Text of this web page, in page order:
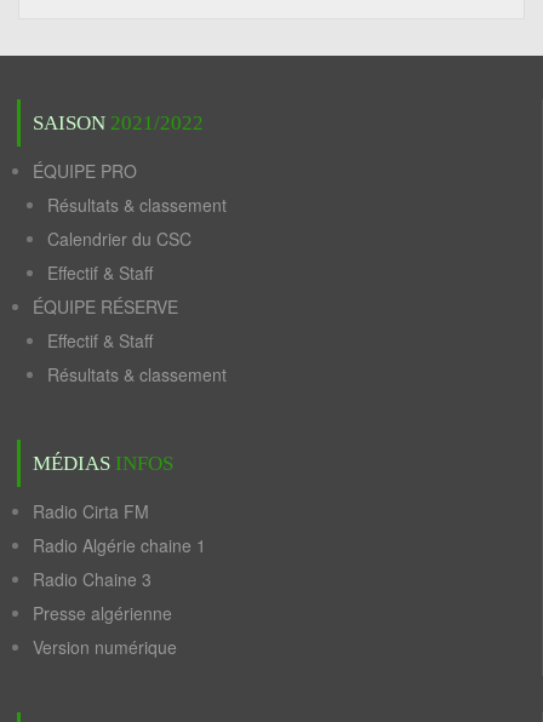
SAISON 2021/2022
ÉQUIPE PRO
Résultats & classement
Calendrier du CSC
Effectif & Staff
ÉQUIPE RÉSERVE
Effectif & Staff
Résultats & classement
MÉDIAS INFOS
Radio Cirta FM
Radio Algérie chaine 1
Radio Chaine 3
Presse algérienne
Version numérique